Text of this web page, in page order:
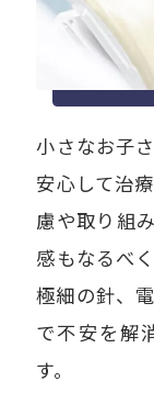
小さなお子
安心して治
慮や取り組
感もなるべ
極細の針、
で不安を解
す。